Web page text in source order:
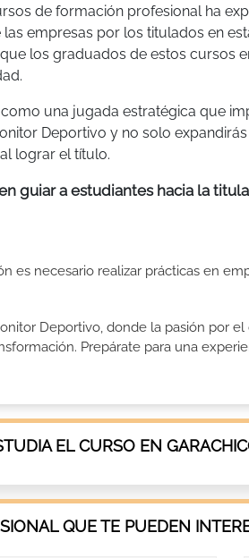
de formación profesional ha
empresas por los titulados en
los graduados de estos cursos
una jugada estratégica que
Deportivo y no solo
lograr el título.
guiar a estudiantes hacia la
es necesario realizar prácticas en
Deportivo, donde la pasión por
Prepárate para una
EL CURSO EN
QUE TE PUEDEN